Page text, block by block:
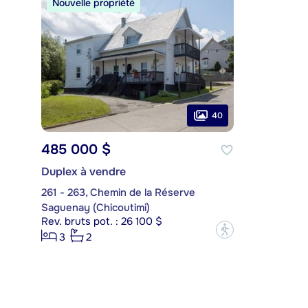
Nouvelle propriété
40
485 000 $
Duplex à vendre
261 - 263, Chemin de la Réserve
Saguenay (Chicoutimi)
Rev. bruts pot. : 26 100 $
3
2
?